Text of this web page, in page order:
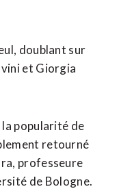
doublant sur
et Giorgia
popularité de
retourné
professeure
de ⁠Bologne.